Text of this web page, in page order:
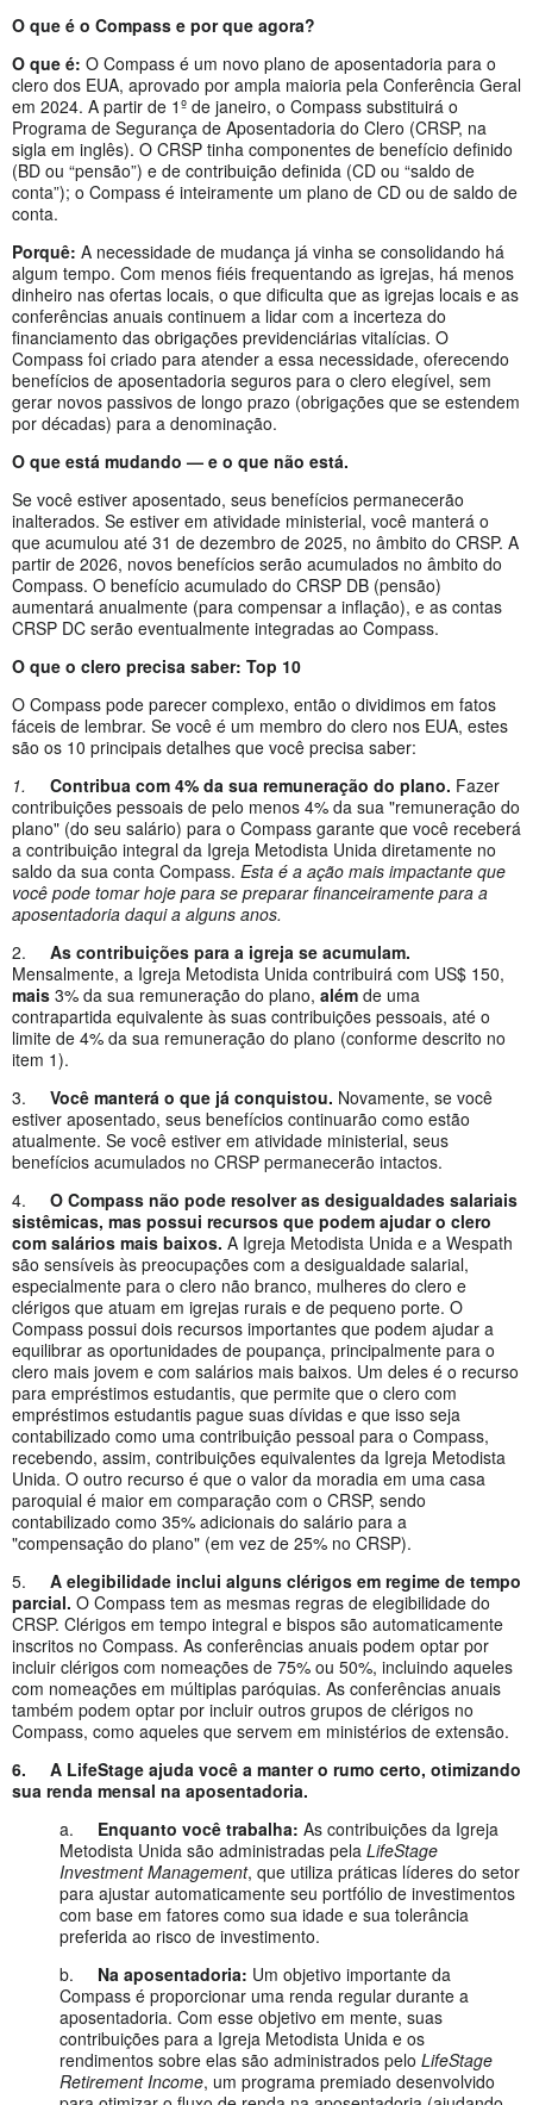
O que é o Compass e por que agora?
O que é: O Compass é um novo plano de aposentadoria para o
clero dos EUA, aprovado por ampla maioria pela Conferência Geral
em 2024. A partir de 1º de janeiro, o Compass substituirá o
Programa de Segurança de Aposentadoria do Clero (CRSP, na
sigla em inglês). O CRSP tinha componentes de benefício definido
(BD ou “pensão”) e de contribuição definida (CD ou “saldo de
conta”); o Compass é inteiramente um plano de CD ou de saldo de
conta.
Porquê: A necessidade de mudança já vinha se consolidando há
algum tempo. Com menos fiéis frequentando as igrejas, há menos
dinheiro nas ofertas locais, o que dificulta que as igrejas locais e as
conferências anuais continuem a lidar com a incerteza do
financiamento das obrigações previdenciárias vitalícias. O
Compass foi criado para atender a essa necessidade, oferecendo
benefícios de aposentadoria seguros para o clero elegível, sem
gerar novos passivos de longo prazo (obrigações que se estendem
por décadas) para a denominação.
O que está mudando — e o que não está.
Se você estiver aposentado, seus benefícios permanecerão
inalterados. Se estiver em atividade ministerial, você manterá o
que acumulou até 31 de dezembro de 2025, no âmbito do CRSP. A
partir de 2026, novos benefícios serão acumulados no âmbito do
Compass. O benefício acumulado do CRSP DB (pensão)
aumentará anualmente (para compensar a inflação), e as contas
CRSP DC serão eventualmente integradas ao Compass.
O que o clero precisa saber: Top 10
O Compass pode parecer complexo, então o dividimos em fatos
fáceis de lembrar. Se você é um membro do clero nos EUA, estes
são os 10 principais detalhes que você precisa saber:
1. Contribua com 4% da sua remuneração do plano. Fazer
contribuições pessoais de pelo menos 4% da sua "remuneração do
plano" (do seu salário) para o Compass garante que você receberá
a contribuição integral da Igreja Metodista Unida diretamente no
saldo da sua conta Compass. Esta é a ação mais impactante que
você pode tomar hoje para se preparar financeiramente para a
aposentadoria daqui a alguns anos.
2. As contribuições para a igreja se acumulam.
Mensalmente, a Igreja Metodista Unida contribuirá com US$ 150,
mais 3% da sua remuneração do plano, além de uma
contrapartida equivalente às suas contribuições pessoais, até o
limite de 4% da sua remuneração do plano (conforme descrito no
item 1).
3. Você manterá o que já conquistou. Novamente, se você
estiver aposentado, seus benefícios continuarão como estão
atualmente. Se você estiver em atividade ministerial, seus
benefícios acumulados no CRSP permanecerão intactos.
4. O Compass não pode resolver as desigualdades salariais
sistêmicas, mas possui recursos que podem ajudar o clero
com salários mais baixos. A Igreja Metodista Unida e a Wespath
são sensíveis às preocupações com a desigualdade salarial,
especialmente para o clero não branco, mulheres do clero e
clérigos que atuam em igrejas rurais e de pequeno porte. O
Compass possui dois recursos importantes que podem ajudar a
equilibrar as oportunidades de poupança, principalmente para o
clero mais jovem e com salários mais baixos. Um deles é o recurso
para empréstimos estudantis, que permite que o clero com
empréstimos estudantis pague suas dívidas e que isso seja
contabilizado como uma contribuição pessoal para o Compass,
recebendo, assim, contribuições equivalentes da Igreja Metodista
Unida. O outro recurso é que o valor da moradia em uma casa
paroquial é maior em comparação com o CRSP, sendo
contabilizado como 35% adicionais do salário para a
"compensação do plano" (em vez de 25% no CRSP).
5. A elegibilidade inclui alguns clérigos em regime de tempo
parcial. O Compass tem as mesmas regras de elegibilidade do
CRSP. Clérigos em tempo integral e bispos são automaticamente
inscritos no Compass. As conferências anuais podem optar por
incluir clérigos com nomeações de 75% ou 50%, incluindo aqueles
com nomeações em múltiplas paróquias. As conferências anuais
também podem optar por incluir outros grupos de clérigos no
Compass, como aqueles que servem em ministérios de extensão.
6. A LifeStage ajuda você a manter o rumo certo, otimizando
sua renda mensal na aposentadoria.
a. Enquanto você trabalha: As contribuições da Igreja
Metodista Unida são administradas pela LifeStage
Investment Management, que utiliza práticas líderes do setor
para ajustar automaticamente seu portfólio de investimentos
com base em fatores como sua idade e sua tolerância
preferida ao risco de investimento.
b. Na aposentadoria: Um objetivo importante da
Compass é proporcionar uma renda regular durante a
aposentadoria. Com esse objetivo em mente, suas
contribuições para a Igreja Metodista Unida e os
rendimentos sobre elas são administrados pelo LifeStage
Retirement Income, um programa premiado desenvolvido